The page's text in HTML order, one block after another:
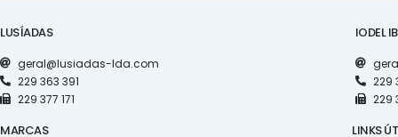
LUSÍADAS
geral@lusiadas-lda.com
229 363 391
229 377 171
IODEL
229
229
MARCAS LINKS